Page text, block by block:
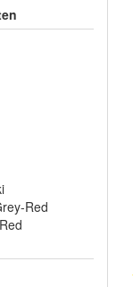
Red